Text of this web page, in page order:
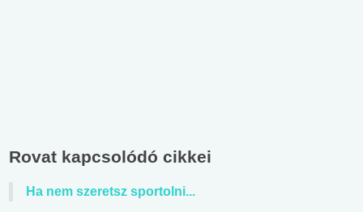
Rovat kapcsolódó cikkei
Ha nem szeretsz sportolni...